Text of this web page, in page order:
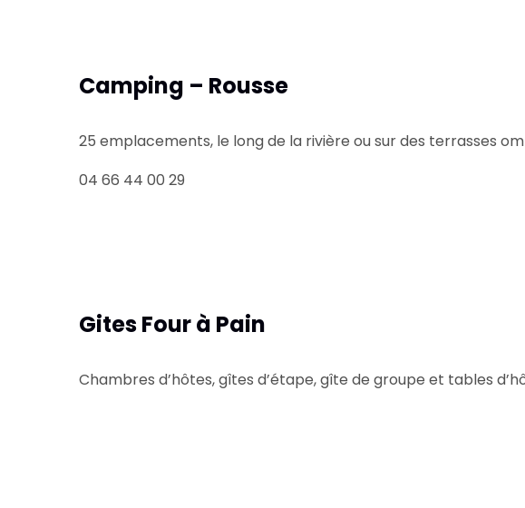
Camping – Rousse
25 emplacements, le long de la rivière ou sur des terrasses
04 66 44 00 29
Gites Four à Pain
Chambres d’hôtes, gîtes d’étape, gîte de groupe et tables